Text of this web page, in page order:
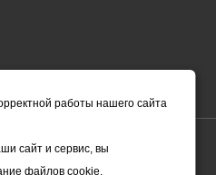
справочный характер и не
со ст. 435 ГК РФ). Они могут
работы нашего сайта
сайт и сервис, вы
файлов cookie.